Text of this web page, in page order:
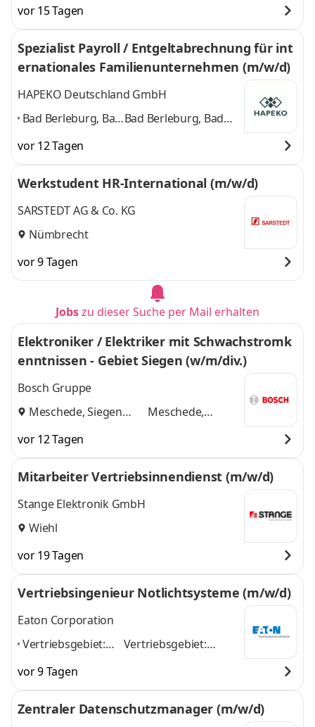
vor 15 Tagen
Spezialist Payroll / Entgeltabrechnung für int
ernationales Familienunternehmen (m/w/d)
HAPEKO Deutschland GmbH
Bad Berleburg, Bad
Erndtebrück,
Netphen,
Schmallenberg,
Winterberg,
Siegen,
Bad Berleburg, Bad
Schmallenberg,
Winterberg, Siegen
und 5 weitere
vor 12 Tagen
Werkstudent HR-International (m/w/d)
SARSTEDT AG & Co. KG
Nümbrecht
vor 9 Tagen
Jobszu dieser Suche per Mail erhalten
Elektroniker / Elektriker mit Schwachstromk
enntnissen - Gebiet Siegen (w/m/div.)
Bosch Gruppe
Meschede, Siegen
Meschede,
vor 12 Tagen
Mitarbeiter Vertriebsinnendienst (m/w/d)
Stange Elektronik GmbH
Wiehl
vor 19 Tagen
Vertriebsingenieur Notlichtsysteme (m/w/d)
Eaton Corporation
Vertriebsgebiet:
Wuppertal,
Dortmund, Siegen,
Lüdenscheid,
Vertriebsgebiet:
Siegen, Lüdenscheid
und 3 weitere
vor 9 Tagen
Zentraler Datenschutzmanager (m/w/d)